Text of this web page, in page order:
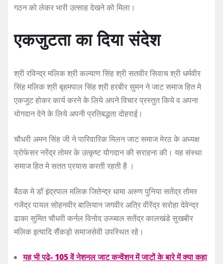
गठन को लेकर भारी उत्साह देखने को मिला।
एकजुटता का दिया संदेश
श्री रविन्द्र मलिक श्री कल्याण सिंह श्री सतवीर सिवाच श्री धर्मवीर
सिंह मलिक श्री बृहमपाल सिंह श्री हरबीर सुमन ने जाट समाज हित मे
एकजुट होकर कार्य करने के लिये अपने विचार प्रस्तुत किये व अपना
योगदान देने के लिये अपनी प्रतिबद्धता दोहराई।
चौधरी अमन सिंह जी ने पारिवारिक मिलन जाट समाज मेरठ के अध्यक्ष
प्रोफेसर नरेंद्र तोमर के उत्कृष्ट योगदान की सराहना की। यह संस्था
समाज हित मे सतत प्रयास करती रहती है ।
बैठक मे डॉ इंद्रपाल मलिक जितेन्द्र धामा अरुण पुनिया सतेंद्र तोमर
गजेंद्र पायल सोहनवीर बालियान जगवीर अत्रि वीरेंद्र सरोहा देवेन्द्र
ढाका सुमित चौधरी कर्नल विनोद उज्ज्वल सतेंद्र कालखंडे सुखबीर
मलिक इत्यादि सैंकड़ो समाजसेवी उपस्थित रहे।
यह भी पढे़- 105 वें नेशनल जाट कन्वेंशन में जाटों के बारे में क्या कहा